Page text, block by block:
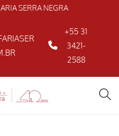
SERRA NEGRA
+55 31
3421-
2588